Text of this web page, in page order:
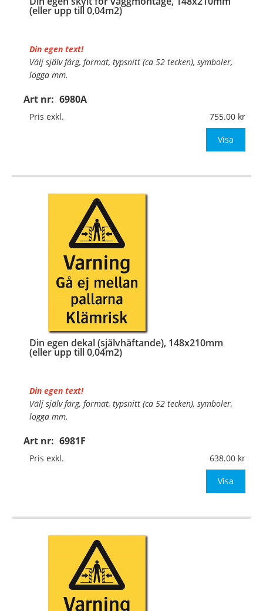
(eller upp till 0,04m2)
Art nr: 6980A
Din egen text!
Välj själv färg, format, typsnitt (ca 52 tecken), symboler,
logga mm.
Material:Plan aluminium, 0,7mm (väggmontage)
Mått:148x210mm (eller annat mått upp till 0,04m²)
Pris exkl. 755.00
Visa
Din egen dekal (självhäftande), 148x210mm
(eller upp till 0,04m2)
Art nr: 6981F
Din egen text!
Välj själv färg, format, typsnitt (ca 52 tecken), symboler,
logga mm.
Material:Självhäftande folie
Mått:148x210mm (eller annat mått upp till 0,04m²)
Pris exkl. 638.00
Visa